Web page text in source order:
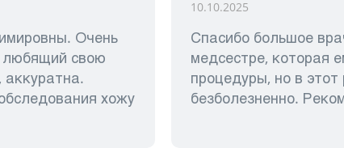
Очень
любящий свою
хожу
10.10.2025
Спасибо большое
медсестре, которая
процедуры, но в
безболезненно.